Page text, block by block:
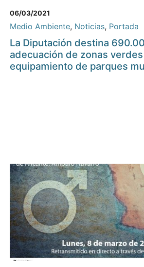
06/03/2021
Medio Ambiente, Noticias, Portada
La Diputación destina
adecuación de zonas
equipamiento de parques